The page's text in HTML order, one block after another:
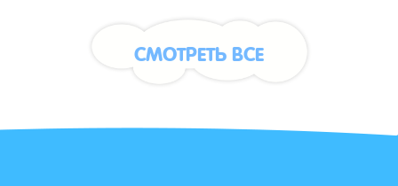
СМОТРЕТЬ ВСЕ